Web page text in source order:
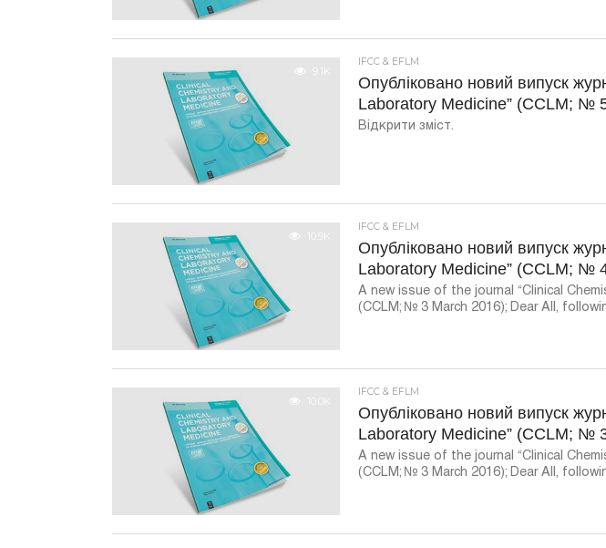
9.1K
IFCC & EFLM
Опубліковано новий випуск
Laboratory Medicine” (CCLM; №
Відкрити зміст.
10.9K
IFCC & EFLM
Опубліковано новий випуск
Laboratory Medicine” (CCLM; № 4
A new issue of the journal “Clinical
(CCLM; № 3 March 2016); Dear All,
10.0K
IFCC & EFLM
Опубліковано новий випуск
Laboratory Medicine” (CCLM; №
A new issue of the journal “Clinical
(CCLM; № 3 March 2016); Dear All,